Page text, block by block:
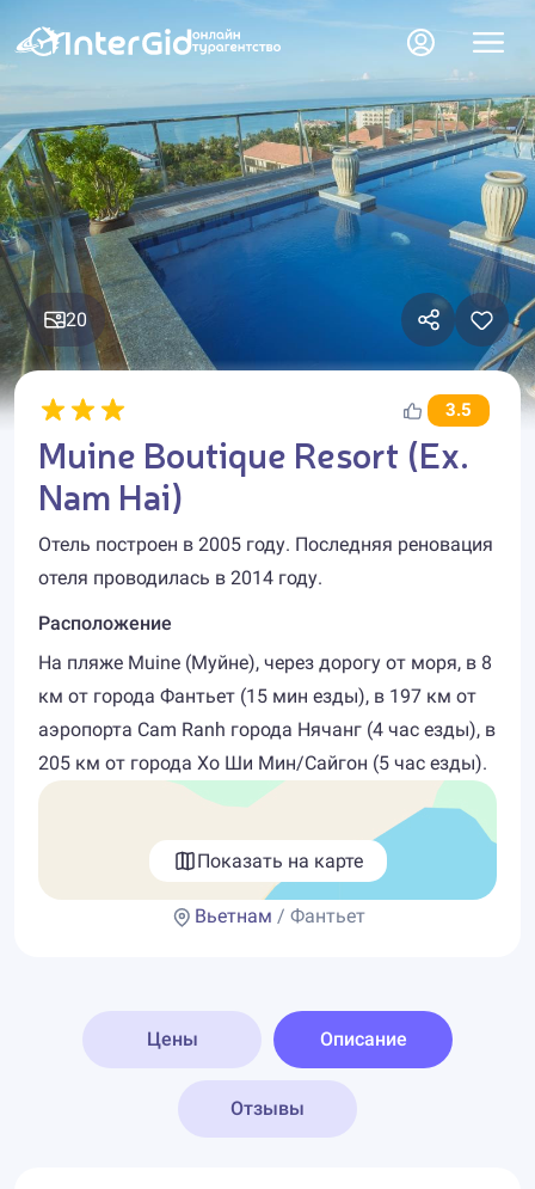
20
3.5
Muine Boutique Resort (Ex.
Nam Hai)
Отель построен в 2005 году. Последняя реновация
отеля проводилась в 2014 году.
Расположение
На пляже Muine (Муйне), через дорогу от моря, в 8
км от города Фантьет (15 мин езды), в 197 км от
аэропорта Cam Ranh города Нячанг (4 час езды), в
205 км от города Хо Ши Мин/Сайгон (5 час езды).
Показать на карте
Вьетнам / Фантьет
Цены Описание
Отзывы